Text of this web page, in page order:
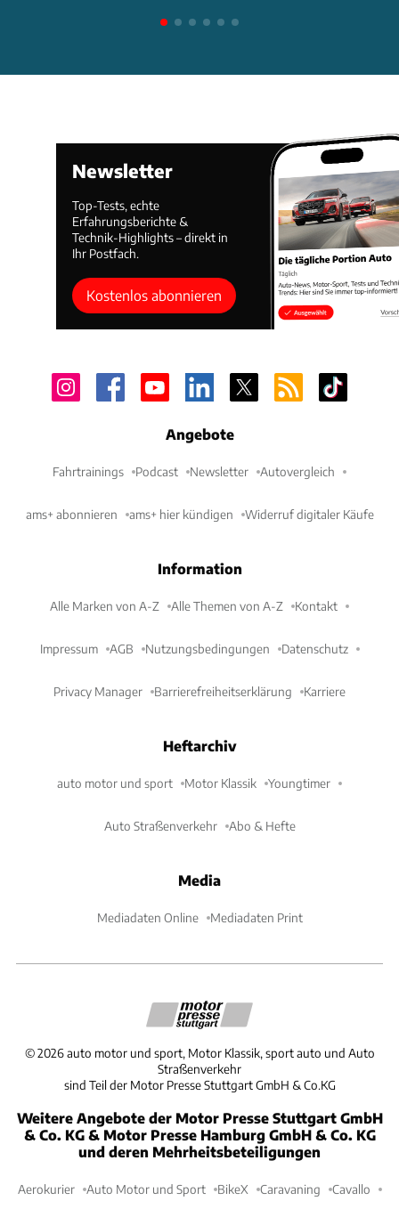
Newsletter
Top-Tests, echte
Erfahrungsberichte &
Technik-Highlights – direkt in
Ihr Postfach.
Kostenlos abonnieren
Angebote
Fahrtrainings Podcast Newsletter Autovergleich
ams+ abonnieren ams+ hier kündigen Widerruf digitaler Käufe
Information
Alle Marken von A-Z Alle Themen von A-Z Kontakt
Impressum AGB Nutzungsbedingungen Datenschutz
Privacy Manager Barrierefreiheitserklärung Karriere
Heftarchiv
auto motor und sport Motor Klassik Youngtimer
Auto Straßenverkehr Abo & Hefte
Media
Mediadaten Online Mediadaten Print
©2026 auto motor und sport, Motor Klassik, sport auto und Auto
Straßenverkehr
sind Teil der Motor Presse Stuttgart GmbH & Co.KG
Weitere Angebote der Motor Presse Stuttgart GmbH
& Co. KG & Motor Presse Hamburg GmbH & Co. KG
und deren Mehrheitsbeteiligungen
Aerokurier Auto Motor und Sport BikeX Caravaning Cavallo